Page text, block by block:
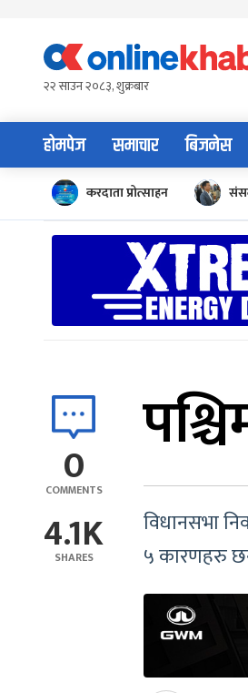
content२२ साउन २०८३, शुक्रबार
होमपेज समाचार बिजनेस
करदाता प्रोत्साहन
0
COMMENTS
4.1K
SHARES
विधानसभा
५ कारणहरु